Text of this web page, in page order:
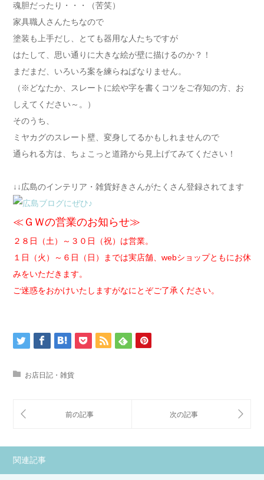
魂胆だったり・・・（苦笑）
家具職人さんたちなので
塗装も上手だし、とても器用な人たちですが
はたして、思い通りに大きな絵が壁に描けるのか？！
まだまだ、いろいろ案を練らねばなりません。
（※どなたか、スレートに絵や字を書くコツをご存知の方、お
しえてください～。）
そのうち、
ミヤカグのスレート壁、変身してるかもしれませんので
通られる方は、ちょこっと道路から見上げてみてください！
↓↓広島のインテリア・雑貨好きさんがたくさん登録されてます
≪ＧＷの営業のお知らせ≫
２８日（土）～３０日（祝）は営業。
１日（火）～６日（日）までは実店舗、webショップともにお休
みをいただきます。
ご迷惑をおかけいたしますがなにとぞご了承ください。
お店日記・雑貨
関連記事